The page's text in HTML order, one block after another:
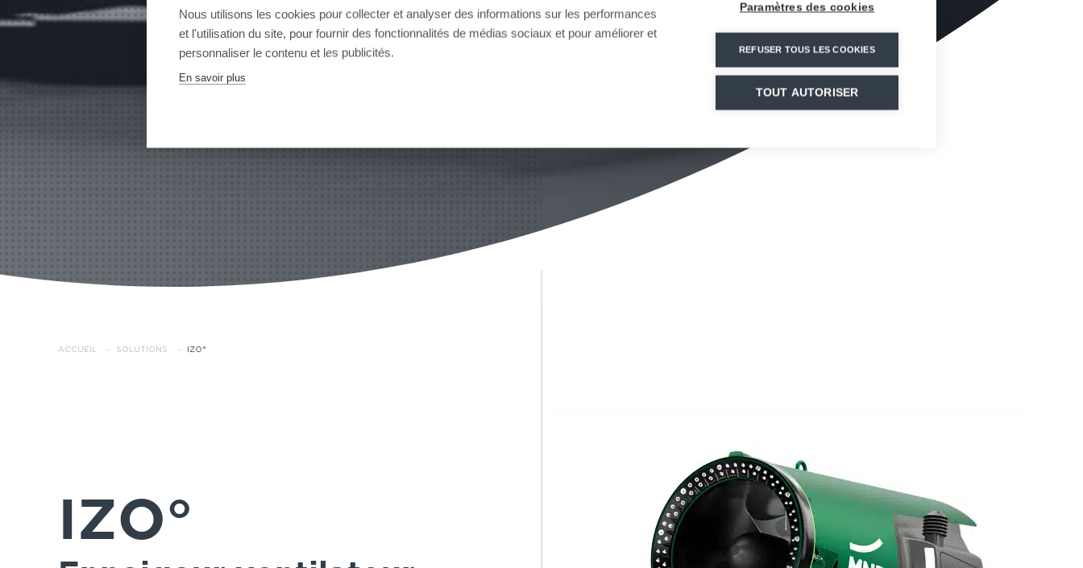
ACCUEIL · SOLUTIONS · IZO°
IZO°
Nous utilisons les cookies pour collecter et analyser des informations sur les performances
et l'utilisation du site, pour fournir des fonctionnalités de médias sociaux et pour améliorer et
personnaliser le contenu et les publicités.
En savoir plus
Paramètres des cookies
REFUSER TOUS LES COOKIES
TOUT AUTORISER